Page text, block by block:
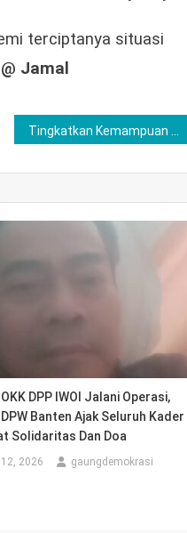
terciptanya situasi
@ Jamal
DPP IWOI Jalani Operasi,
Banten Ajak Seluruh Kader
Solidaritas Dan Doa
2026 gaungdemokrasi